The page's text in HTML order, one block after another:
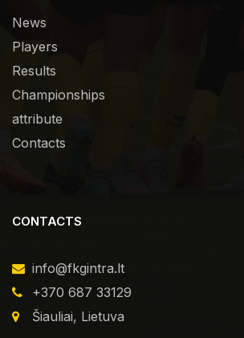
News
Players
Results
Championships
attribute
Contacts
CONTACTS
info@fkgintra.lt
+370 687 33129
Šiauliai, Lietuva